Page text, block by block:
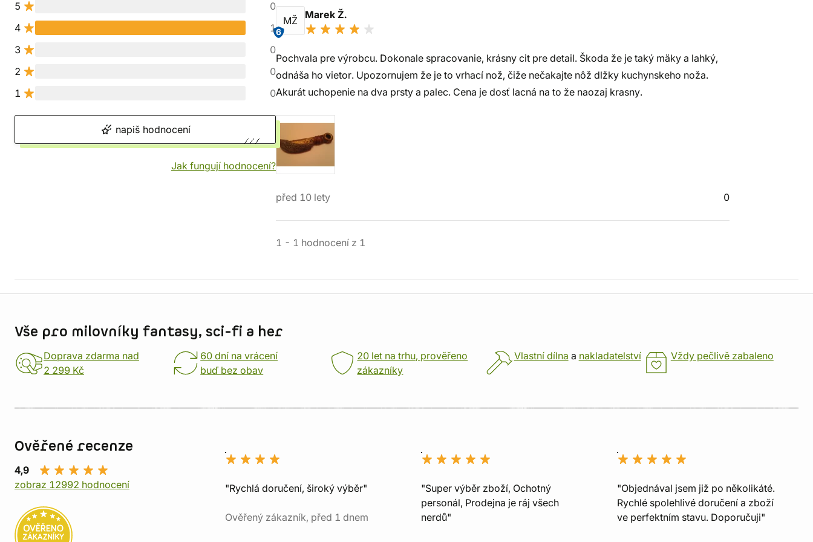
5
0
4
1
3
0
2
0
1
0
napiš hodnocení
Jak fungují hodnocení?
MŽ
6
Marek Ž.
Pochvala pre výrobcu. Dokonale spracovanie, krásny cit pre detail. Škoda že je taký mäky a lahký,
odnáša ho vietor. Upozornujem že je to vrhací nož, čiže nečakajte nôž dlžky kuchynskeho noža.
Akurát uchopenie na dva prsty a palec. Cena je dosť lacná na to že naozaj krasny.
před 10 lety 0
1 - 1 hodnocení z 1
Vše pro milovníky fantasy, sci-fi a her
Doprava zdarma nad
2 299 Kč
60 dní na vrácení
buď bez obav
20 let na trhu, prověřeno
zákazníky
Vlastní dílna a nakladatelství Vždy pečlivě zabaleno
Ověřené recenze
4,9
zobraz 12992 hodnocení
"Rychlá doručení, široký výběr"
Ověřený zákazník, před 1 dnem
"Super výběr zboží, Ochotný
personál, Prodejna je ráj všech
nerdů"
"Objednával jsem již po několikáté.
Rychlé spolehlivé doručení a zboží
ve perfektním stavu. Doporučuji"